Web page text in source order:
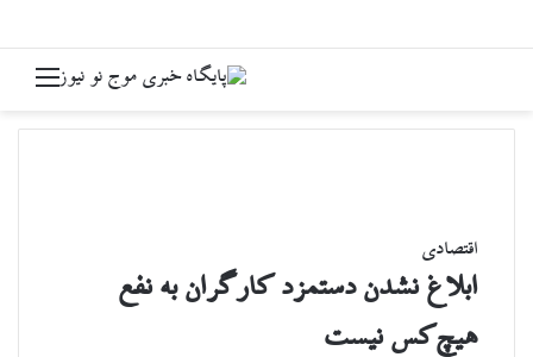
منو
اقتصادی
ابلاغ نشدن دستمزد کارگران به نفع
هیچ‌کس نیست